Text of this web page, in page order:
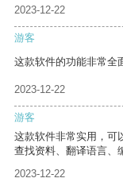
2023-12-22
游客
这款软件的功能非常全
2023-12-22
游客
这款软件非常实用，可
查找资料、翻译语言、
2023-12-22